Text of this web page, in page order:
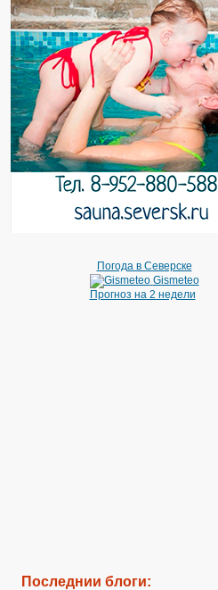
Погода в Северске
Gismeteo
Прогноз на 2 недели
Последнии блоги: